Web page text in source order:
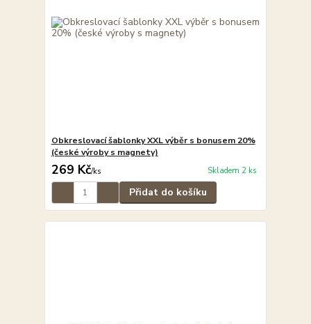
Obkreslovací šablonky XXL výběr s bonusem 20%
(české výroby s magnety)
269 Kč/ks Skladem 2 ks
Přidat do košíku